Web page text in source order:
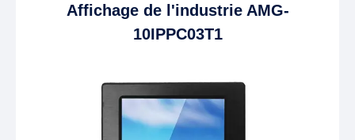
Affichage de l'industrie AMG-
10IPPC03T1